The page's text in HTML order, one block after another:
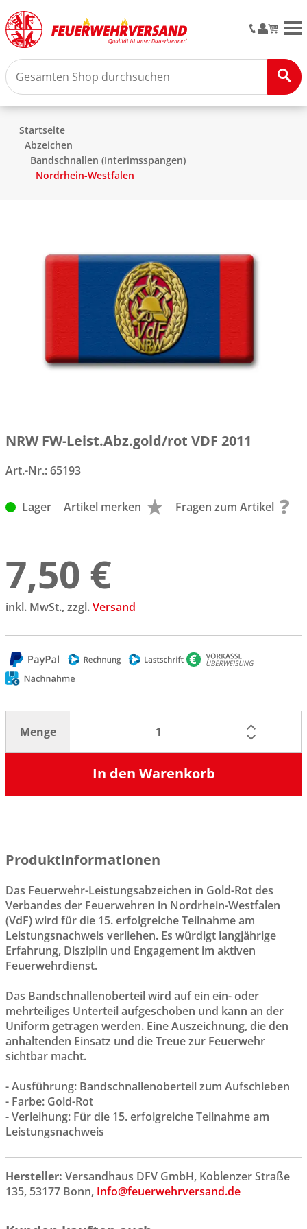
Startseite
Abzeichen
Bandschnallen (Interimsspangen)
Nordrhein-Westfalen
NRW FW-Leist.Abz.gold/rot VDF 2011
Art.-Nr.:65193
Lager Artikel merken Fragen zum Artikel
7,50 €
inkl. MwSt., zzgl.Versand
Menge
In den Warenkorb
Produktinformationen
Das Feuerwehr-Leistungsabzeichen in Gold-Rot des
Verbandes der Feuerwehren in Nordrhein-Westfalen
(VdF) wird für die 15. erfolgreiche Teilnahme am
Leistungsnachweis verliehen. Es würdigt langjährige
Erfahrung, Disziplin und Engagement im aktiven
Feuerwehrdienst.
Das Bandschnallenoberteil wird auf ein ein- oder
mehrteiliges Unterteil aufgeschoben und kann an der
Uniform getragen werden. Eine Auszeichnung, die den
anhaltenden Einsatz und die Treue zur Feuerwehr
sichtbar macht.
- Ausführung: Bandschnallenoberteil zum Aufschieben
- Farbe: Gold-Rot
- Verleihung: Für die 15. erfolgreiche Teilnahme am
Leistungsnachweis
Hersteller: Versandhaus DFV GmbH, Koblenzer Straße
135, 53177 Bonn, Info@feuerwehrversand.de